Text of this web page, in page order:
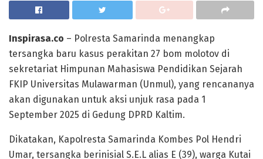
Inspirasa.co – Polresta Samarinda menangkap
tersangka baru kasus perakitan 27 bom molotov di
sekretariat Himpunan Mahasiswa Pendidikan Sejarah
FKIP Universitas Mulawarman (Unmul), yang rencananya
akan digunakan untuk aksi unjuk rasa pada 1
September 2025 di Gedung DPRD Kaltim.
Dikatakan, Kapolresta Samarinda Kombes Pol Hendri
Umar, tersangka berinisial S.E.L alias E (39), warga Kutai